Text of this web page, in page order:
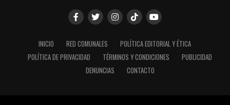
INICIO RED COMUNALES
POLÍTICA EDITORIAL Y ÉTICA
POLÍTICA DE PRIVACIDAD
TÉRMINOS Y CONDICIONES
PUBLICIDAD
DENUNCIAS
CONTACTO